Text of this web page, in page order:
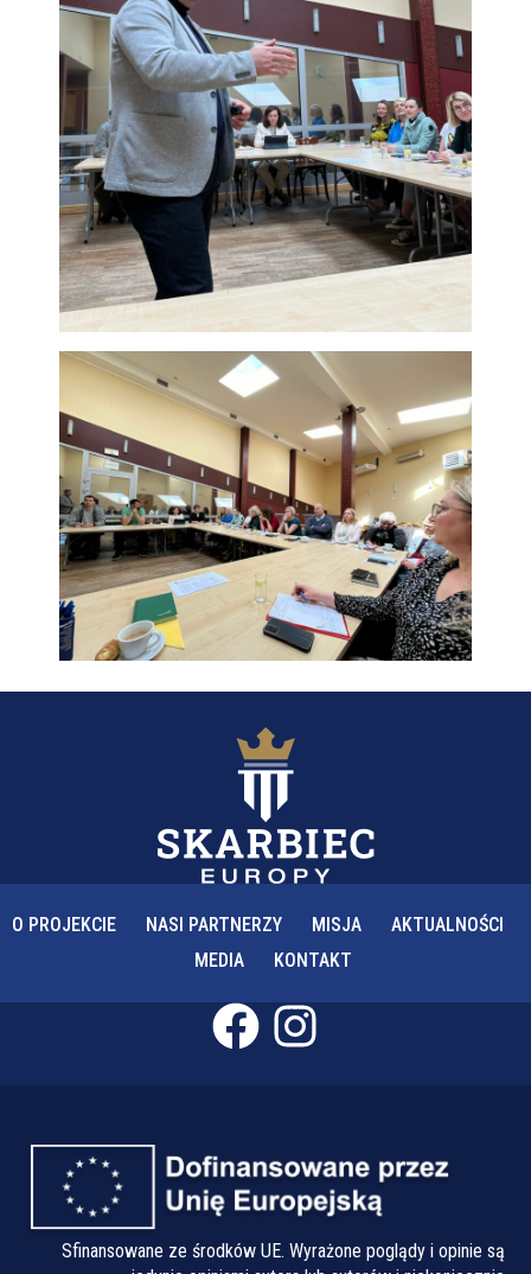
O PROJEKCIE NASI PARTNERZY MISJA
AKTUALNOŚCI
MEDIA
KONTAKT
Sfinansowane ze środków UE. Wyrażone poglądy i opinie są